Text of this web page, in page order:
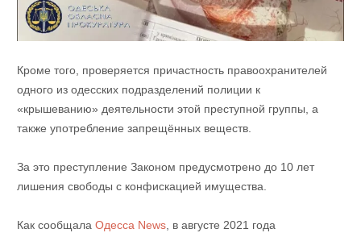
Кроме того, проверяется причастность правоохранителей
одного из одесских подразделений полиции к
«крышеванию» деятельности этой преступной группы, а
также употребление запрещённых веществ.
За это преступление Законом предусмотрено до 10 лет
лишения свободы с конфискацией имущества.
Как сообщала Одесса News, в августе 2021 года